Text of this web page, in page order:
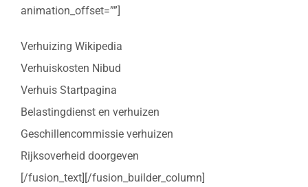
animation_offset=””]
Verhuizing Wikipedia
Verhuiskosten Nibud
Verhuis Startpagina
Belastingdienst en verhuizen
Geschillencommissie verhuizen
Rijksoverheid doorgeven
[/fusion_text][/fusion_builder_column]